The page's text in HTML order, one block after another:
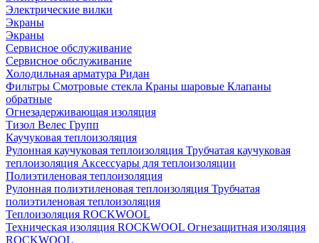
Электрические вилки
Экраны
Экраны
Сервисное обслуживание
Сервисное обслуживание
Холодильная арматура Ридан
Фильтры Смотровые стекла Краны шаровые Клапаны
обратные
Огнезадерживающая изоляция
Тизол Велес Групп
Каучуковая теплоизоляция
Рулонная каучуковая теплоизоляция Трубчатая каучуковая
теплоизоляция Аксессуары для теплоизоляции
Полиэтиленовая теплоизоляция
Рулонная полиэтиленовая теплоизоляция Трубчатая
полиэтиленовая теплоизоляция
Теплоизоляция ROCKWOOL
Техническая изоляция ROCKWOOL Огнезащитная изоляция
ROCKWOOL